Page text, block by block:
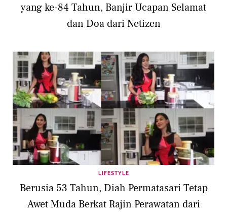
yang ke-84 Tahun, Banjir Ucapan Selamat
dan Doa dari Netizen
LIFESTYLE
Berusia 53 Tahun, Diah Permatasari Tetap
Awet Muda Berkat Rajin Perawatan dari